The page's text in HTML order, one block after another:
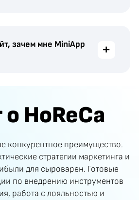
+
зачем мне MiniApp
о HoReCa
конкурентное преимущество.
стратегии маркетинга и
для сыроварен. Готовые
по внедрению инструментов
работа с лояльностью и